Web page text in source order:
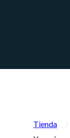
Tienda /